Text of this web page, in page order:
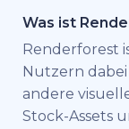
Was ist
Renderforest
Nutzern
andere
Stock-Assets